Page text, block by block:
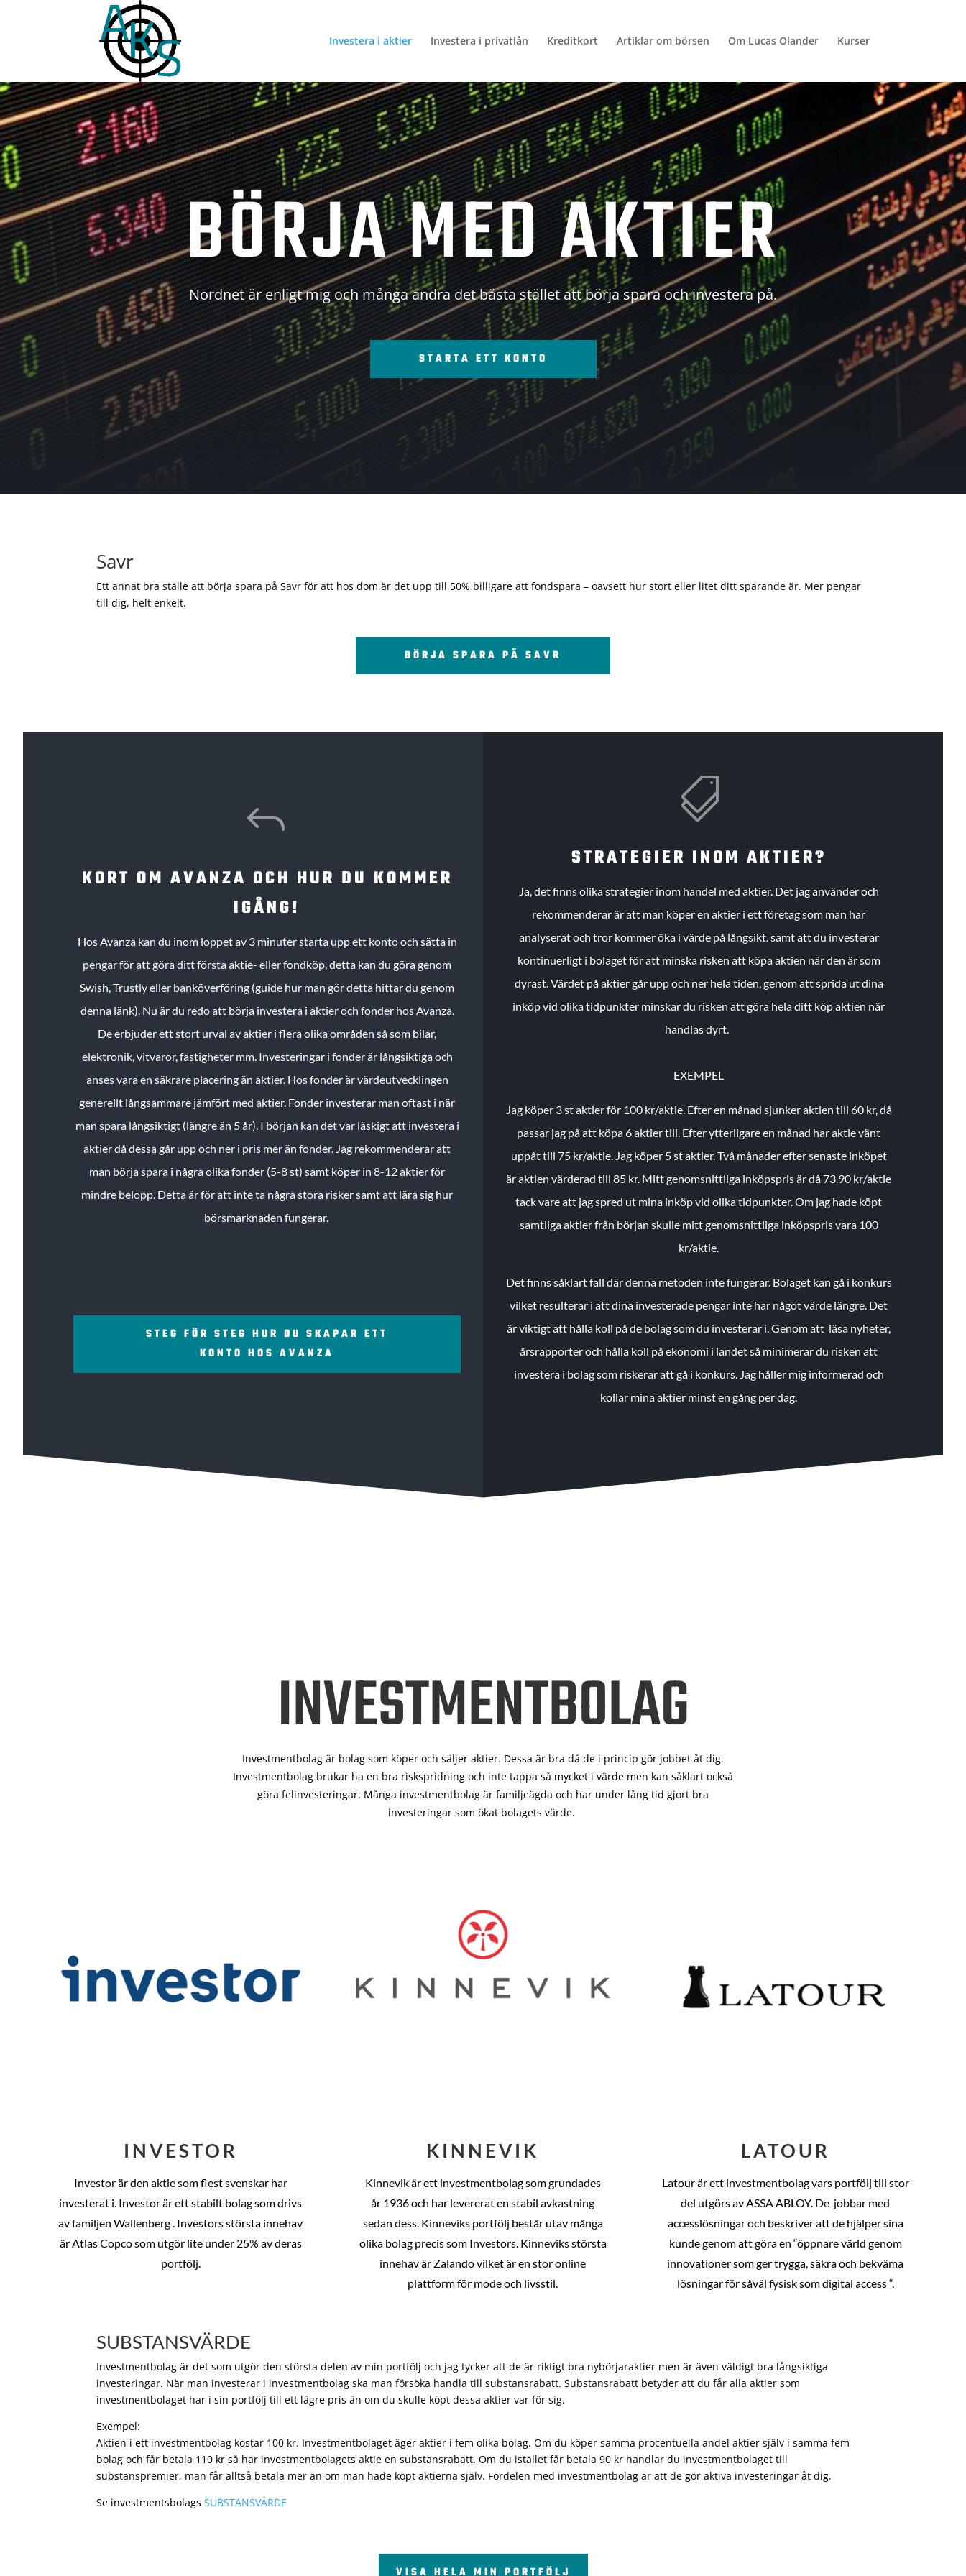
Investera i aktier Investera i privatlån Kreditkort Artiklar om börsen Om Lucas Olander Kurser
BÖRJA MED AKTIER
Nordnet är enligt mig och många andra det bästa stället att börja spara och investera på.
STARTA ETT KONTO
Savr
Ett annat bra ställe att börja spara på Savr för att hos dom är det upp till 50% billigare att fondspara – oavsett hur stort eller litet ditt sparande är. Mer pengar
till dig, helt enkelt.
BÖRJA SPARA PÅ SAVR
J
KORT OM AVANZA OCH HUR DU KOMMER
IGÅNG!
Hos Avanza kan du inom loppet av 3 minuter starta upp ett konto och sätta in
pengar för att göra ditt första aktie- eller fondköp, detta kan du göra genom
Swish, Trustly eller banköverföring (guide hur man gör detta hittar du genom
denna länk). Nu är du redo att börja investera i aktier och fonder hos Avanza.
De erbjuder ett stort urval av aktier i flera olika områden så som bilar,
elektronik, vitvaror, fastigheter mm. Investeringar i fonder är långsiktiga och
anses vara en säkrare placering än aktier. Hos fonder är värdeutvecklingen
generellt långsammare jämfört med aktier. Fonder investerar man oftast i när
man spara långsiktigt (längre än 5 år). I början kan det var läskigt att investera i
aktier då dessa går upp och ner i pris mer än fonder. Jag rekommenderar att
man börja spara i några olika fonder (5-8 st) samt köper in 8-12 aktier för
mindre belopp. Detta är för att inte ta några stora risker samt att lära sig hur
börsmarknaden fungerar.
STEG FÖR STEG HUR DU SKAPAR ETT
KONTO HOS AVANZA

STRATEGIER INOM AKTIER?
Ja, det finns olika strategier inom handel med aktier. Det jag använder och
rekommenderar är att man köper en aktier i ett företag som man har
analyserat och tror kommer öka i värde på långsikt. samt att du investerar
kontinuerligt i bolaget för att minska risken att köpa aktien när den är som
dyrast. Värdet på aktier går upp och ner hela tiden, genom att sprida ut dina
inköp vid olika tidpunkter minskar du risken att göra hela ditt köp aktien när
handlas dyrt.
EXEMPEL
Jag köper 3 st aktier för 100 kr/aktie. Efter en månad sjunker aktien till 60 kr, då
passar jag på att köpa 6 aktier till. Efter ytterligare en månad har aktie vänt
uppåt till 75 kr/aktie. Jag köper 5 st aktier.Två månader efter senaste inköpet
är aktien värderad till 85 kr. Mitt genomsnittliga inköpspris är då 73.90 kr/aktie
tack vare att jag spred ut mina inköp vid olika tidpunkter. Om jag hade köpt
samtliga aktier från början skulle mitt genomsnittliga inköpspris vara 100
kr/aktie.
Det finns såklart fall där denna metoden inte fungerar. Bolaget kan gå i konkurs
vilket resulterar i att dina investerade pengar inte har något värde längre. Det
är viktigt att hålla koll på de bolag som du investerar i. Genom att läsa nyheter,
årsrapporter och hålla koll på ekonomi i landet så minimerar du risken att
investera i bolag som riskerar att gå i konkurs. Jag håller mig informerad och
kollar mina aktier minst en gång per dag.
INVESTMENTBOLAG
Investmentbolag är bolag som köper och säljer aktier. Dessa är bra då de i princip gör jobbet åt dig.
Investmentbolag brukar ha en bra riskspridning och inte tappa så mycket i värde men kan såklart också
göra felinvesteringar. Många investmentbolag är familjeägda och har under lång tid gjort bra
investeringar som ökat bolagets värde.
INVESTOR
Investor är den aktie som flest svenskar har
investerat i. Investor är ett stabilt bolag som drivs
av familjen Wallenberg . Investors största innehav
är Atlas Copco som utgör lite under 25% av deras
portfölj.
KINNEVIK
Kinnevik är ett investmentbolag som grundades
år 1936 och har levererat en stabil avkastning
sedan dess. Kinneviks portfölj består utav många
olika bolag precis som Investors. Kinneviks största
innehav är Zalando vilket är en stor online
plattform för mode och livsstil.
LATOUR
Latour är ett investmentbolag vars portfölj till stor
del utgörs av ASSA ABLOY. De jobbar med
accesslösningar och beskriver att de hjälper sina
kunde genom att göra en “öppnare värld genom
innovationer som ger trygga, säkra och bekväma
lösningar för såväl fysisk som digital access “.
SUBSTANSVÄRDE
Investmentbolag är det som utgör den största delen av min portfölj och jag tycker att de är riktigt bra nybörjaraktier men är även väldigt bra långsiktiga
investeringar. När man investerar i investmentbolag ska man försöka handla till substansrabatt. Substansrabatt betyder att du får alla aktier som
investmentbolaget har i sin portfölj till ett lägre pris än om du skulle köpt dessa aktier var för sig.
Exempel:
Aktien i ett investmentbolag kostar 100 kr. Investmentbolaget äger aktier i fem olika bolag. Om du köper samma procentuella andel aktier själv i samma fem
bolag och får betala 110 kr så har investmentbolagets aktie en substansrabatt. Om du istället får betala 90 kr handlar du investmentbolaget till
substanspremier, man får alltså betala mer än om man hade köpt aktierna själv. Fördelen med investmentbolag är att de gör aktiva investeringar åt dig.
Se investmentsbolagsSUBSTANSVÄRDE
VISA HELA MIN PORTFÖLJ